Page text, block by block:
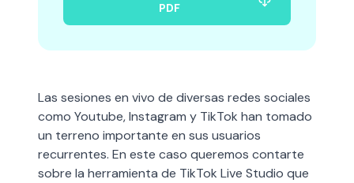
PDF
Las sesiones en vivo de diversas redes sociales
como Youtube, Instagram y TikTok han tomado
un terreno importante en sus usuarios
recurrentes. En este caso queremos contarte
sobre la herramienta de TikTok Live Studio que